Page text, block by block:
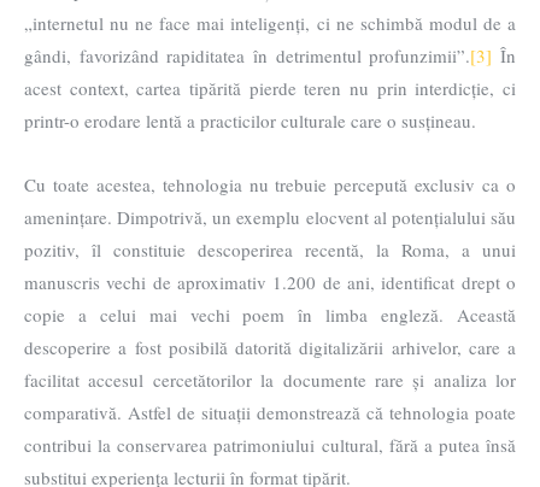
„internetul nu ne face mai inteligenți, ci ne schimbă modul de a
gândi, favorizând rapiditatea în detrimentul profunzimii”.[3] În
acest context, cartea tipărită pierde teren nu prin interdicție, ci
printr-o erodare lentă a practicilor culturale care o susțineau.
Cu toate acestea, tehnologia nu trebuie percepută exclusiv ca o
amenințare. Dimpotrivă, un exemplu elocvent al potențialului său
pozitiv, îl constituie descoperirea recentă, la Roma, a unui
manuscris vechi de aproximativ 1.200 de ani, identificat drept o
copie a celui mai vechi poem în limba engleză. Această
descoperire a fost posibilă datorită digitalizării arhivelor, care a
facilitat accesul cercetătorilor la documente rare și analiza lor
comparativă. Astfel de situații demonstrează că tehnologia poate
contribui la conservarea patrimoniului cultural, fără a putea însă
substitui experiența lecturii în format tipărit.